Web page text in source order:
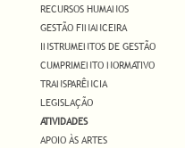
RECURSOS HUMANOS
GESTÃO FINANCEIRA
INSTRUMENTOS DE GESTÃO
CUMPRIMENTO NORMATIVO
TRANSPARÊNCIA
LEGISLAÇÃO
ATIVIDADES
APOIO ÀS ARTES